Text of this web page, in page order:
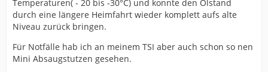
Temperaturen( - 20 bis -30°C) und konnte den Ölstand
durch eine längere Heimfahrt wieder komplett aufs alte
Niveau zurück bringen.
Für Notfälle hab ich an meinem TSI aber auch schon so nen
Mini Absaugstutzen gesehen.